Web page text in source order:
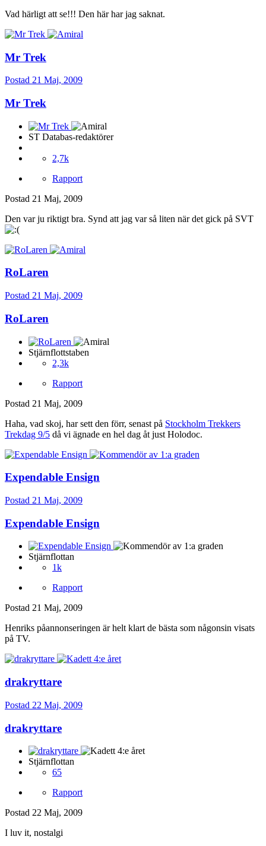
Vad härligt att se!!! Den här har jag saknat.
Mr Trek
Postad 21 Maj, 2009
Mr Trek
ST Databas-redaktörer
2,7k
Rapport
Postad 21 Maj, 2009
Den var ju riktigt bra. Synd att jag var så liten när det gick på SVT
RoLaren
Postad 21 Maj, 2009
RoLaren
Stjärnflottstaben
2,3k
Rapport
Postad 21 Maj, 2009
Haha, vad skoj, har sett den förr, senast på Stockholm Trekkers
Trekdag 9/5 då vi ägnade en hel dag åt just Holodoc.
Expendable Ensign
Postad 21 Maj, 2009
Expendable Ensign
Stjärnflottan
1k
Rapport
Postad 21 Maj, 2009
Henriks påannonseringen är helt klart de bästa som någonsin visats
på TV.
drakryttare
Postad 22 Maj, 2009
drakryttare
Stjärnflottan
65
Rapport
Postad 22 Maj, 2009
I luv it, nostalgi